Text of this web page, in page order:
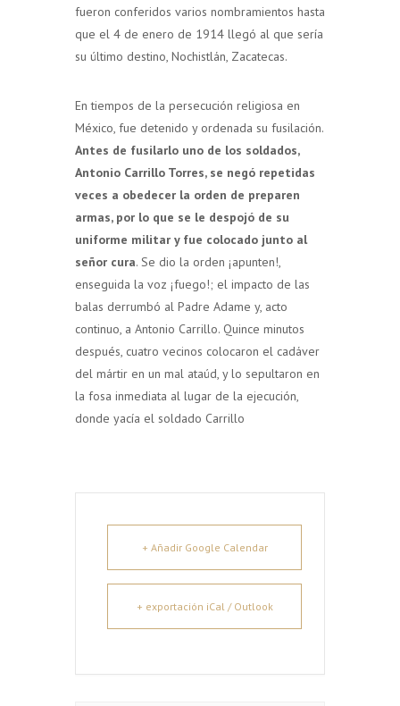
fueron conferidos varios nombramientos hasta
que el 4 de enero de 1914 llegó al que sería
su último destino, Nochistlán, Zacatecas.
En tiempos de la persecución religiosa en
México, fue detenido y ordenada su fusilación.
Antes de fusilarlo uno de los soldados,
Antonio Carrillo Torres, se negó repetidas
veces a obedecer la orden de preparen
armas, por lo que se le despojó de su
uniforme militar y fue colocado junto al
señor cura. Se dio la orden ¡apunten!,
enseguida la voz ¡fuego!; el impacto de las
balas derrumbó al Padre Adame y, acto
continuo, a Antonio Carrillo. Quince minutos
después, cuatro vecinos colocaron el cadáver
del mártir en un mal ataúd, y lo sepultaron en
la fosa inmediata al lugar de la ejecución,
donde yacía el soldado Carrillo
+ Añadir Google Calendar
+ exportación iCal / Outlook